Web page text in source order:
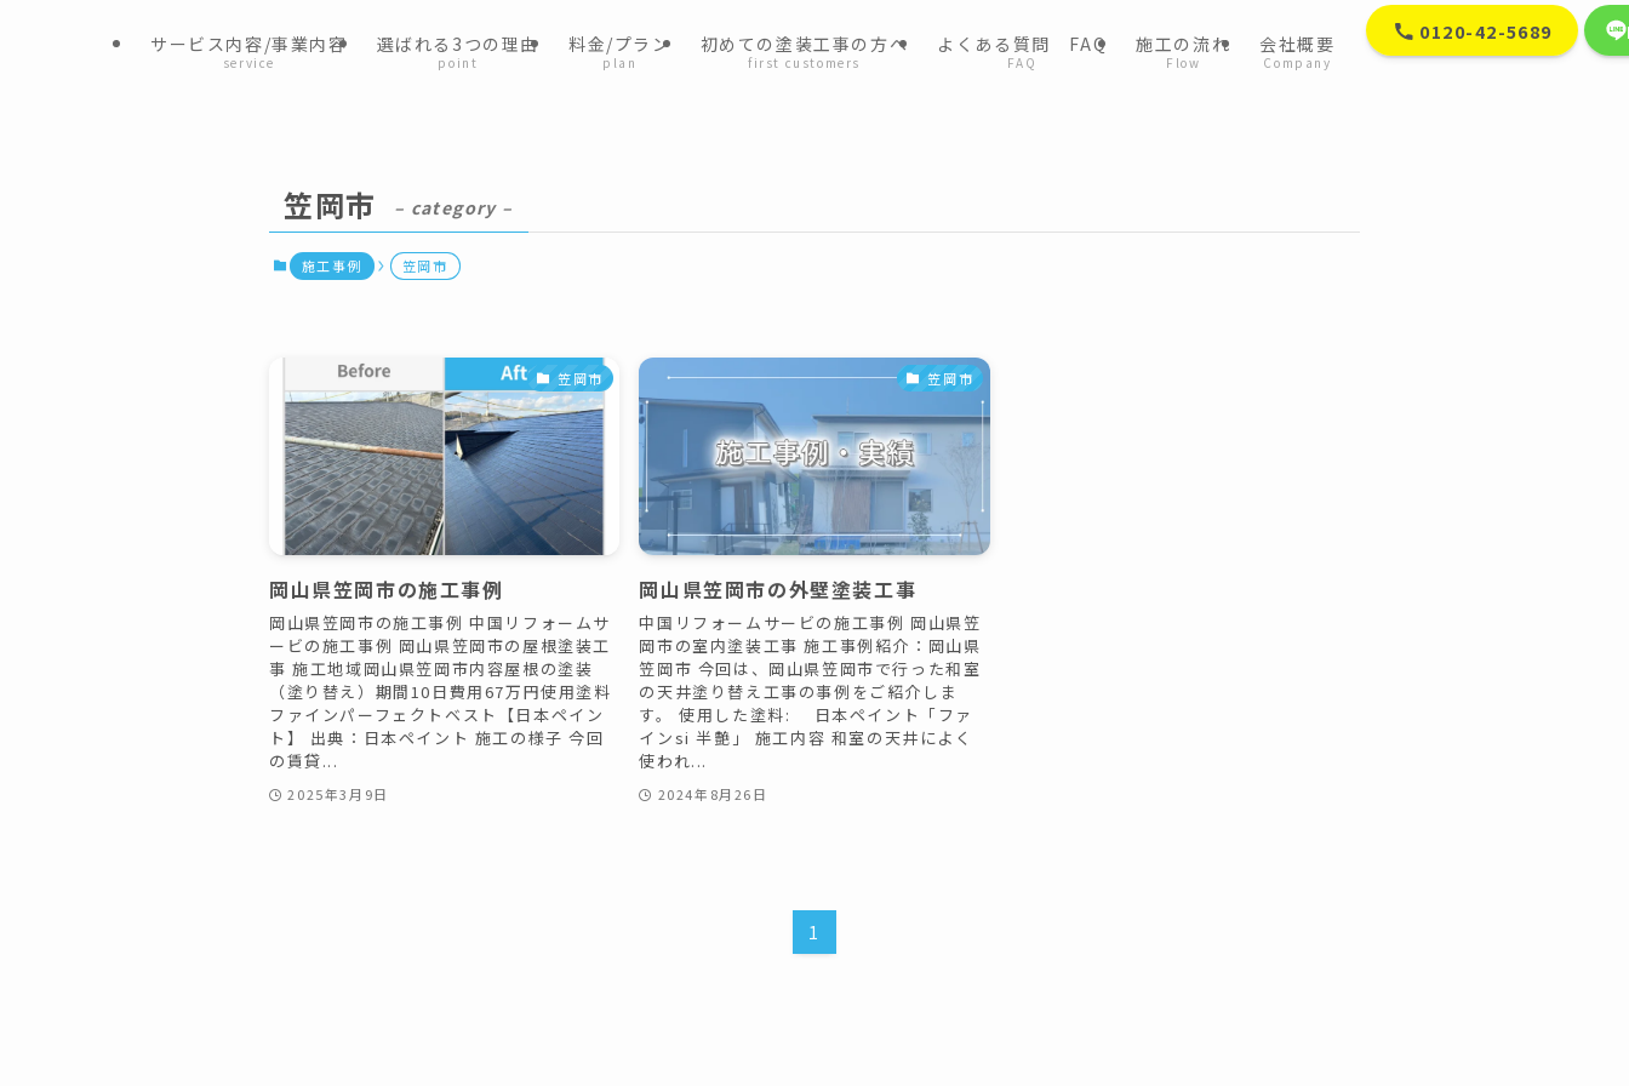
サービス内容/事業内容
service
選ばれる3つの理由
point
料金/プラン
plan
初めての塗装工事の方へ
first customers
よくある質問 FAQ
FAQ
施工の流れ
Flow
会社概要
Company
0120-42-5689
笠岡市 – category –
施工事例 笠岡市
笠岡市
岡山県笠岡市の施工事例
岡山県笠岡市の施工事例 中国リフォームサ
ービの施工事例 岡山県笠岡市の屋根塗装工
事 施工地域岡山県笠岡市内容屋根の塗装
（塗り替え）期間10日費用67万円使用塗料
ファインパーフェクトベスト【日本ペイン
ト】 出典：日本ペイント 施工の様子 今回
の賃貸...
2025年3月9日
笠岡市
岡山県笠岡市の外壁塗装工事
中国リフォームサービの施工事例 岡山県笠
岡市の室内塗装工事 施工事例紹介：岡山県
笠岡市 今回は、岡山県笠岡市で行った和室
の天井塗り替え工事の事例をご紹介しま
す。 使用した塗料: 日本ペイント「ファ
インsi 半艶」 施工内容 和室の天井によく
使われ...
2024年8月26日
1